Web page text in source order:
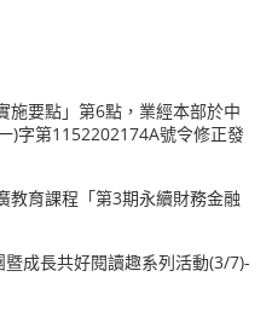
施要點」第6點，業經本部於中
)字第1152202174A號令修正發
教育課程「第3期永續財務金融
成長共好閱讀趣系列活動(3/7)-